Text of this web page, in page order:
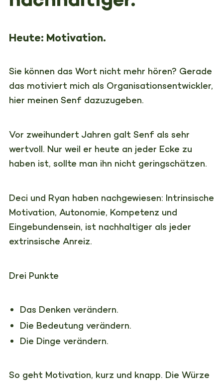
Heute: Motivation.
Sie können das Wort nicht mehr hören? Gerade
das motiviert mich als Organisationsentwickler,
hier meinen Senf dazuzugeben.
Vor zweihundert Jahren galt Senf als sehr
wertvoll. Nur weil er heute an jeder Ecke zu
haben ist, sollte man ihn nicht geringschätzen.
Deci und Ryan haben nachgewiesen: Intrinsische
Motivation, Autonomie, Kompetenz und
Eingebundensein, ist nachhaltiger als jeder
extrinsische Anreiz.
Drei Punkte
Das Denken verändern.
Die Bedeutung verändern.
Die Dinge verändern.
So geht Motivation, kurz und knapp. Die Würze